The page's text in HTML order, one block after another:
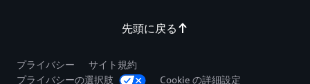
先頭に戻る
プライバシー
サイト規約
プライバシーの選択肢
Cookie の詳細設定